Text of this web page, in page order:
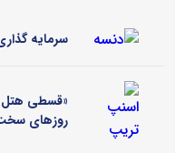
سرمایه
«قسطی هتل
روزهای